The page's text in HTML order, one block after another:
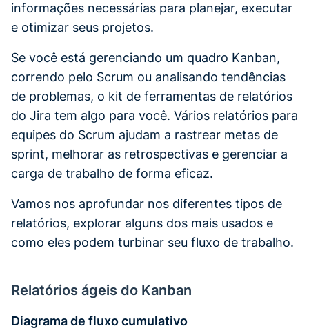
informações necessárias para planejar, executar
e otimizar seus projetos.
Se você está gerenciando um quadro Kanban,
correndo pelo Scrum ou analisando tendências
de problemas, o kit de ferramentas de relatórios
do Jira tem algo para você. Vários relatórios para
equipes do Scrum ajudam a rastrear metas de
sprint, melhorar as retrospectivas e gerenciar a
carga de trabalho de forma eficaz.
Vamos nos aprofundar nos diferentes tipos de
relatórios, explorar alguns dos mais usados e
como eles podem turbinar seu fluxo de trabalho.
Relatórios ágeis do Kanban
Diagrama de fluxo cumulativo